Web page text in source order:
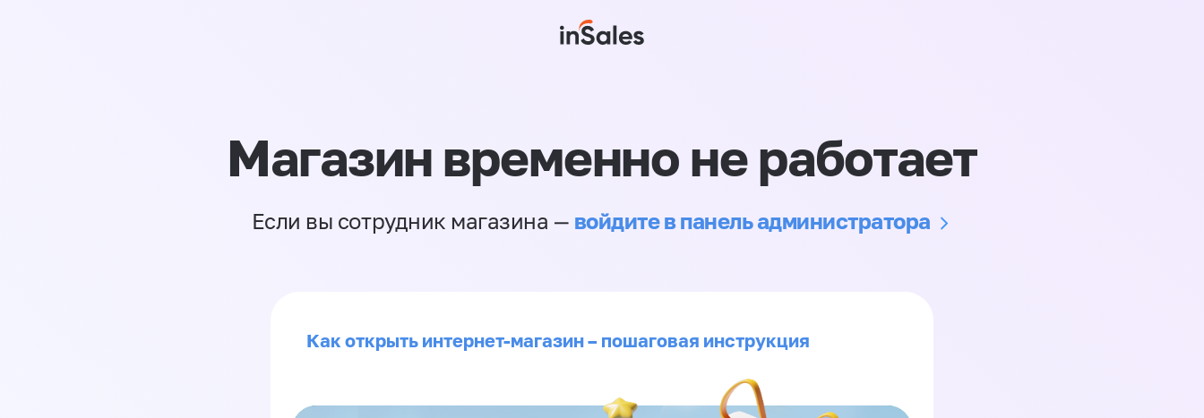
Магазин временно не работает
Если вы сотрудник магазина — войдите в панель администратора
Как открыть интернет-магазин – пошаговая инструкция